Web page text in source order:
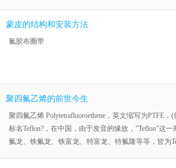
别，有些客户在选材这块忽视了这点，而导致保温材
管能满足使用，一旦管道或者阀门的泄露会使得硅胶
蒙皮的结构和安装方法
氟胶布圈带
聚四氟乙烯的前世今生
聚四氟乙烯 Polytetrafluoroethene，英文缩写为PTFE
标名Teflon?，在中国，由于发音的缘故，"Teflon"这
氟龙、铁氟龙、铁富龙、特富龙、特氟隆等等，皆为